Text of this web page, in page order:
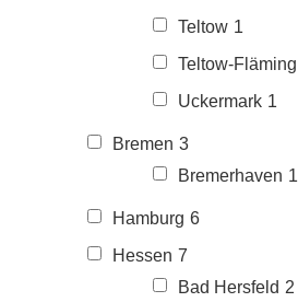
Teltow 1
Teltow-Fläming
Uckermark 1
Bremen 3
Bremerhaven 1
Hamburg 6
Hessen 7
Bad Hersfeld 2